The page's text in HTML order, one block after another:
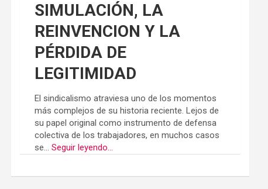
SIMULACIÓN, LA
REINVENCION Y LA
PÉRDIDA DE
LEGITIMIDAD
El sindicalismo atraviesa uno de los momentos
más complejos de su historia reciente. Lejos de
su papel original como instrumento de defensa
colectiva de los trabajadores, en muchos casos
se...Seguir leyendo...